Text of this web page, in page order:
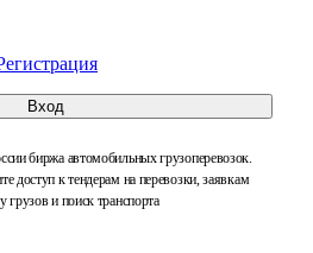
Вход
биржа автомобильных грузоперевозок.
доступ к тендерам на перевозки, заявкам
грузов и поиск транспорта